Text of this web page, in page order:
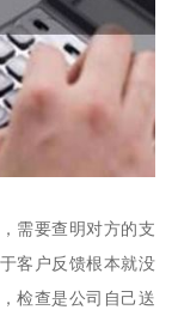
需要查明对方的支
客户反馈根本就没
检查是公司自己送